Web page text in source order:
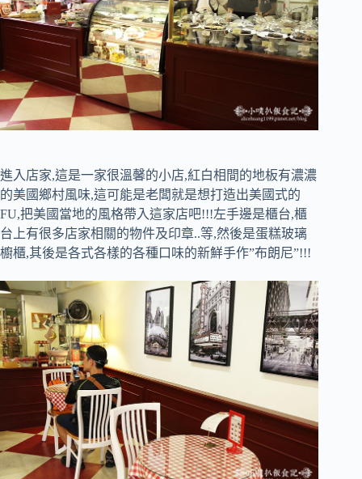
進入店家,這是一家很溫馨的小店,紅白相間的地板有濃濃
的美國鄉村風味,這可能是老闆就是想打造出美國式的
FU,把美國當地的風格帶入這家店吧!!!左手邊是櫃台,櫃
台上有很多店家相關的物件及印章..等,然後是蛋糕玻璃
櫥櫃,其後是各式各樣的各種口味的新鮮手作”布朗尼”!!!